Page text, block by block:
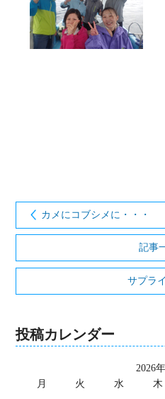
カメにコブシメに・・・
記事
サプラ
投稿カレンダー
2026
月
火 水 木